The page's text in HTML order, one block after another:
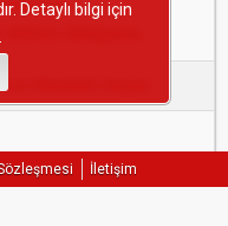
tıklayınız.
Maddeli İlaçlar
İletişim
Detaylı bilgi için